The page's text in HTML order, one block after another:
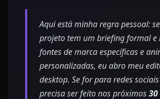
Aqui está minha regra pessoal:
projeto tem um briefing formal e
fontes de marca específicas e
personalizadas, eu abro meu
desktop. Se for para redes
precisa ser feito nos próximos30